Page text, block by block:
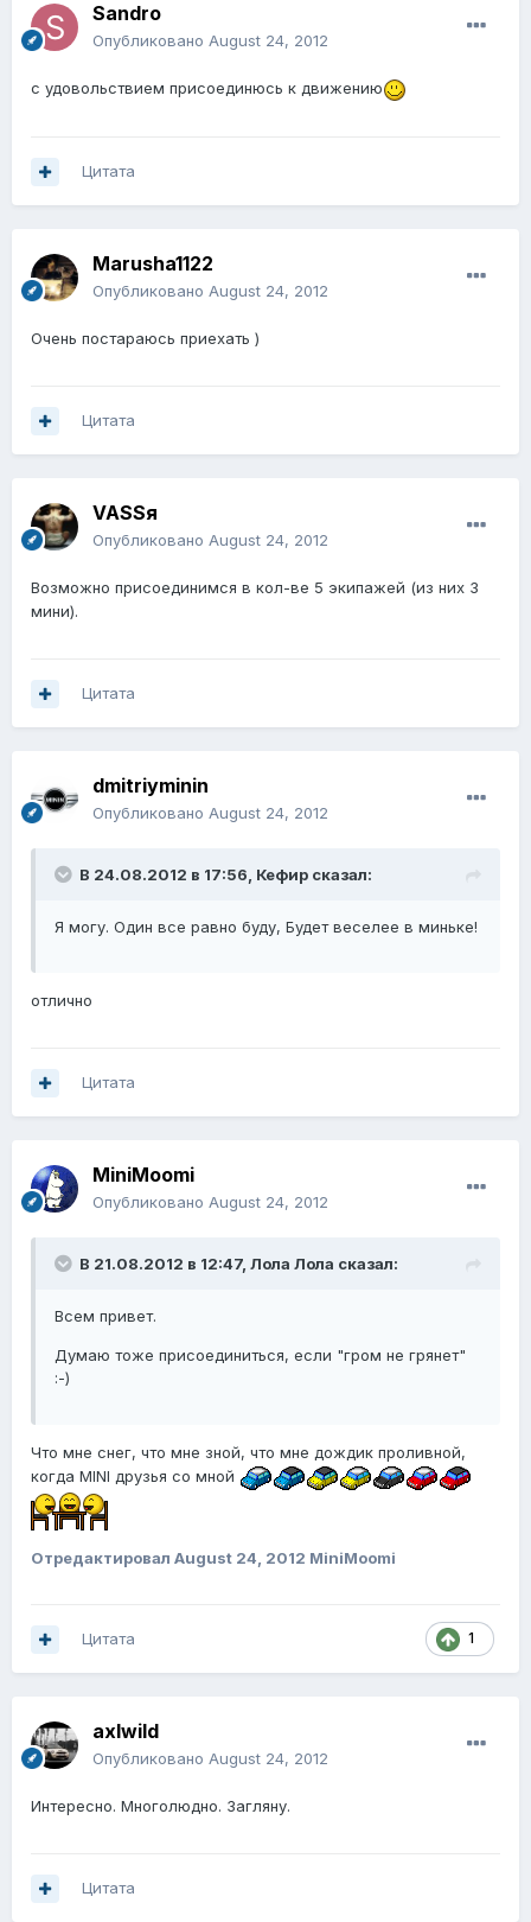
Sandro
Опубликовано August 24, 2012
с удовольствием присоединюсь к движению
Цитата
Marusha1122
Опубликовано August 24, 2012
Очень постараюсь приехать )
Цитата
VASSя
Опубликовано August 24, 2012
Возможно присоединимся в кол-ве 5 экипажей (из них 3
мини).
Цитата
dmitriyminin
Опубликовано August 24, 2012
В 24.08.2012 в 17:56, Кефир сказал:
Я могу. Один все равно буду, Будет веселее в миньке!
отлично
Цитата
MiniMoomi
Опубликовано August 24, 2012
В 21.08.2012 в 12:47, Лола Лола сказал:
Всем привет.
Думаю тоже присоединиться, если "гром не грянет"
:-)
Что мне снег, что мне зной, что мне дождик проливной,
когда MINI друзья со мной
Отредактировал August 24, 2012 MiniMoomi
1
Цитата
axlwild
Опубликовано August 24, 2012
Интересно. Многолюдно. Загляну.
Цитата